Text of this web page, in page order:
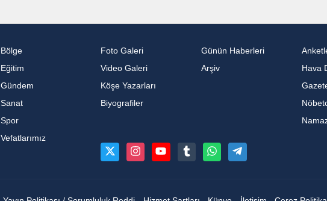
Bölge
Eğitim
Gündem
Sanat
Spor
Vefatlarımız
Foto Galeri
Video Galeri
Köşe Yazarları
Biyografiler
Günün Haberleri
Arşiv
Hava